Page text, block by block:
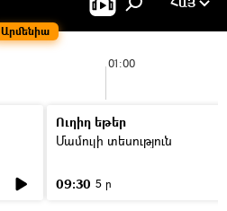
Արմենիա
01:00
Ուղիղ եթեր
Մամուլի տեսություն
09:30 5 ր